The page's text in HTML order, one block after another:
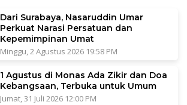
Dari Surabaya, Nasaruddin Umar
Perkuat Narasi Persatuan dan
Kepemimpinan Umat
Minggu, 2 Agustus 2026 19:58 PM
1 Agustus di Monas Ada Zikir dan Doa
Kebangsaan, Terbuka untuk Umum
Jumat, 31 Juli 2026 12:00 PM